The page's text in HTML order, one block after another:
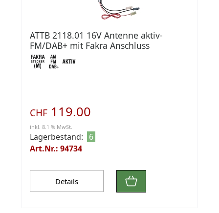
ATTB 2118.01 16V Antenne aktiv-
FM/DAB+ mit Fakra Anschluss
CHF 119.00
inkl. 8.1 % MwSt.
Lagerbestand:
6
Art.Nr.: 94734
Details